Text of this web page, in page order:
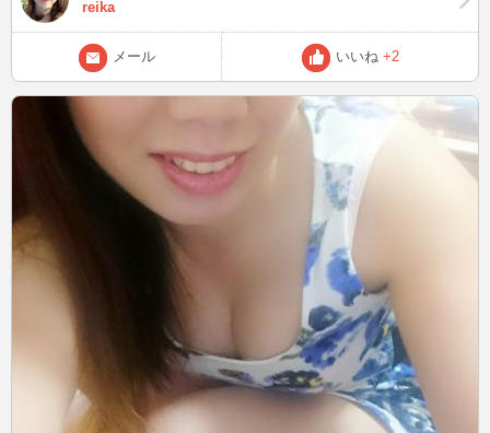
reika
メール いいね +2